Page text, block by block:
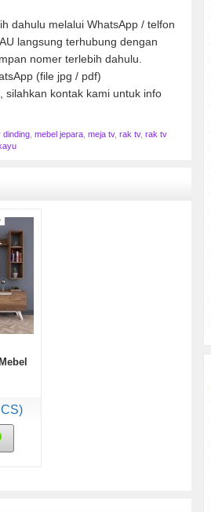
dahulu melalui WhatsApp / telfon
langsung terhubung dengan
nomer terlebih dahulu.
(file jpg / pdf)
silahkan kontak kami untuk info
dinding, mebel jepara, meja tv, rak tv, rak tv